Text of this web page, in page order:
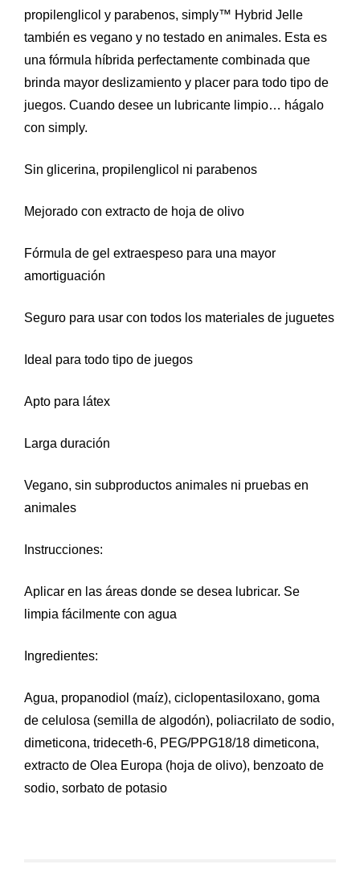
propilenglicol y parabenos, simply™ Hybrid Jelle
también es vegano y no testado en animales. Esta es
una fórmula híbrida perfectamente combinada que
brinda mayor deslizamiento y placer para todo tipo de
juegos. Cuando desee un lubricante limpio… hágalo
con simply.
Sin glicerina, propilenglicol ni parabenos
Mejorado con extracto de hoja de olivo
Fórmula de gel extraespeso para una mayor
amortiguación
Seguro para usar con todos los materiales de juguetes
Ideal para todo tipo de juegos
Apto para látex
Larga duración
Vegano, sin subproductos animales ni pruebas en
animales
Instrucciones:
Aplicar en las áreas donde se desea lubricar. Se
limpia fácilmente con agua
Ingredientes:
Agua, propanodiol (maíz), ciclopentasiloxano, goma
de celulosa (semilla de algodón), poliacrilato de sodio,
dimeticona, trideceth-6, PEG/PPG18/18 dimeticona,
extracto de Olea Europa (hoja de olivo), benzoato de
sodio, sorbato de potasio